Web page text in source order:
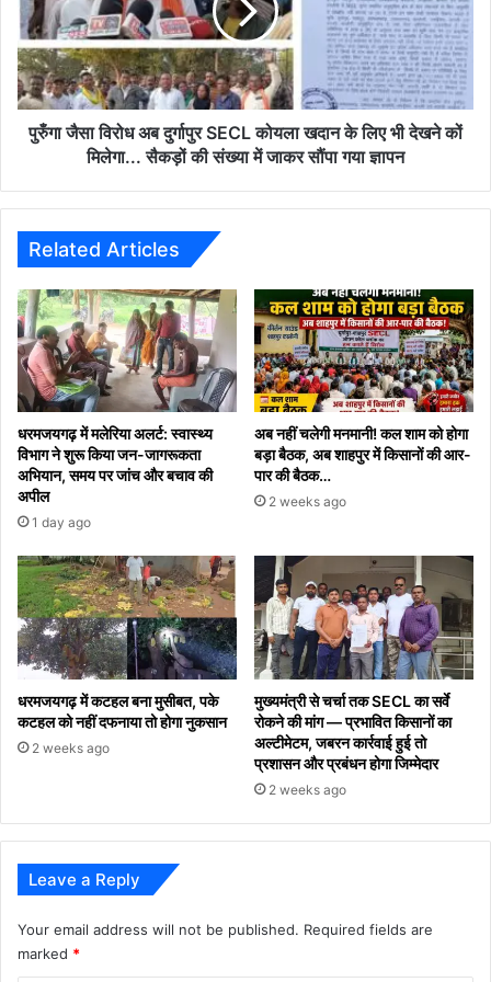
दुर्गापुर
SECL
कोयला
खदान
के
लिए
सैकड़ों
की
संख्या
में
जाकर
सौंपा
गया
ज्ञापन
पुरुँगा जैसा विरोध अब दुर्गापुर SECL कोयला खदान के लिए भी देखने कों
मिलेगा... सैकड़ों की संख्या में जाकर सौंपा गया ज्ञापन
Related Articles
धरमजयगढ़ में मलेरिया अलर्ट: स्वास्थ्य
विभाग ने शुरू किया जन-जागरूकता
अभियान, समय पर जांच और बचाव की
अपील
1 day ago
अब नहीं चलेगी मनमानी! कल शाम को होगा
बड़ा बैठक, अब शाहपुर में किसानों की आर-
पार की बैठक…
2 weeks ago
धरमजयगढ़ में कटहल बना मुसीबत, पके
कटहल को नहीं दफनाया तो होगा नुकसान
2 weeks ago
मुख्यमंत्री से चर्चा तक SECL का सर्वे
रोकने की मांग — प्रभावित किसानों का
अल्टीमेटम, जबरन कार्रवाई हुई तो
प्रशासन और प्रबंधन होगा जिम्मेदार
2 weeks ago
Leave a Reply
Your email address will not be published. Required fields are
marked *